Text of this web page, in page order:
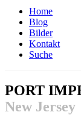
Home
Blog
Bilder
Kontakt
Suche
PORT
New Jersey